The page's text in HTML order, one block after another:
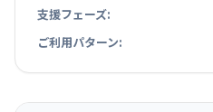
支援フェーズ:
ご利用パターン: